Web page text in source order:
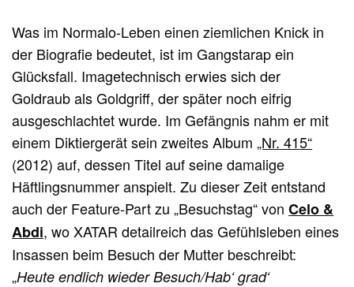
Was im Normalo-Leben einen ziemlichen Knick in
der Biografie bedeutet, ist im Gangstarap ein
Glücksfall. Imagetechnisch erwies sich der
Goldraub als Goldgriff, der später noch eifrig
ausgeschlachtet wurde. Im Gefängnis nahm er mit
einem Diktiergerät sein zweites Album„Nr. 415“
(2012) auf, dessen Titel auf seine damalige
Häftlingsnummer anspielt. Zu dieser Zeit entstand
auch der Feature-Part zu „Besuchstag“ vonCelo &
Abdi, wo XATAR detailreich das Gefühlsleben eines
Insassen beim Besuch der Mutter beschreibt:
„Heute endlich wieder Besuch/Hab‘ grad‘